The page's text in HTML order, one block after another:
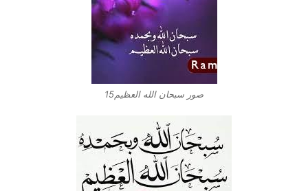
صور سبحان الله العظيم15